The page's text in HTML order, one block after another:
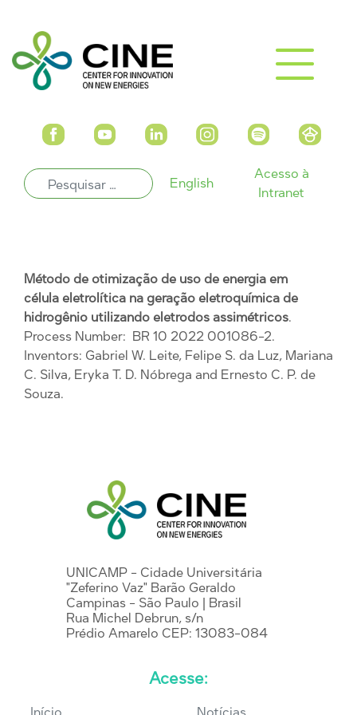
English
Acesso à
Intranet
Método de otimização de uso de energia em
célula eletrolítica na geração eletroquímica de
hidrogênio utilizando eletrodos assimétricos.
Process Number: BR 10 2022 001086-2.
Inventors: Gabriel W. Leite, Felipe S. da Luz, Mariana
C. Silva, Eryka T. D. Nóbrega and Ernesto C. P. de
Souza.
UNICAMP - Cidade Universitária
"Zeferino Vaz" Barão Geraldo
Campinas - São Paulo | Brasil
Rua Michel Debrun, s/n
Prédio Amarelo CEP: 13083-084
Acesse: